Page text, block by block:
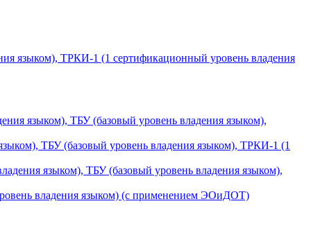
языком), ТРКИ-1 (1 сертификационный уровень владения
языком), ТБУ (базовый уровень владения языком),
ТБУ (базовый уровень владения языком), ТРКИ-1 (1
языком), ТБУ (базовый уровень владения языком),
владения языком) (с применением ЭОиДОТ)